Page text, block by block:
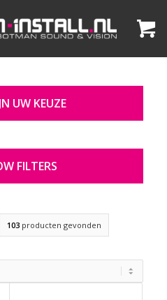
UW KEUZE
FILTERS
103producten gevonden